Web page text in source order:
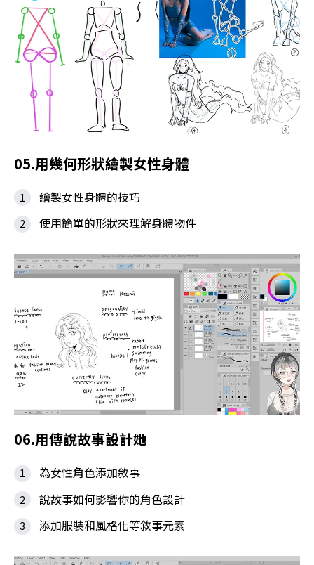
05.用幾何形狀繪製女性身體
繪製女性身體的技巧
使用簡單的形狀來理解身體物件
06.用傳說故事設計她
為女性角色添加敘事
說故事如何影響你的角色設計
添加服裝和風格化等敘事元素